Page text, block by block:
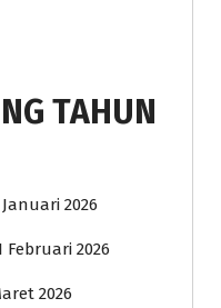
TAHUN
2026
Februari 2026
2026